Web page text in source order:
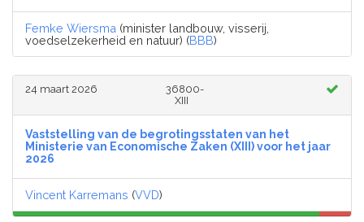
Femke Wiersma (minister landbouw, visserij,
voedselzekerheid en natuur) (BBB)
24 maart 2026
36800-
XIII
Vaststelling van de begrotingsstaten van het
Ministerie van Economische Zaken (XIII) voor het jaar
2026
Vincent Karremans (VVD)